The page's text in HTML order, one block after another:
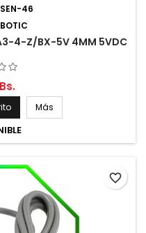
SEN-46
4-Z/BX-5V 4MM 5VDC
Más
favorite_border